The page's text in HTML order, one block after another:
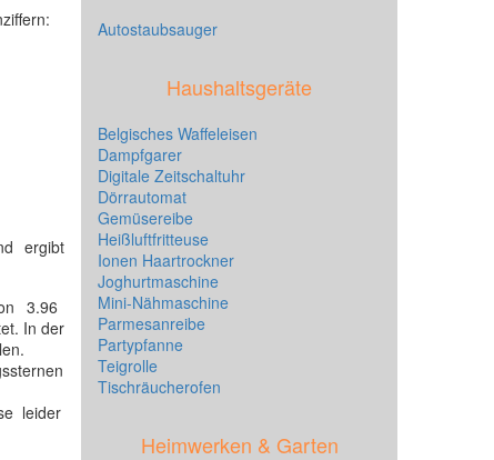
ergibt
3.96
In der
leider
Autostaubsauger
Haushaltsgeräte
Belgisches Waffeleisen
Dampfgarer
Digitale Zeitschaltuhr
Dörrautomat
Gemüsereibe
Heißluftfritteuse
Ionen Haartrockner
Joghurtmaschine
Mini-Nähmaschine
Parmesanreibe
Partypfanne
Teigrolle
Tischräucherofen
Heimwerken & Garten